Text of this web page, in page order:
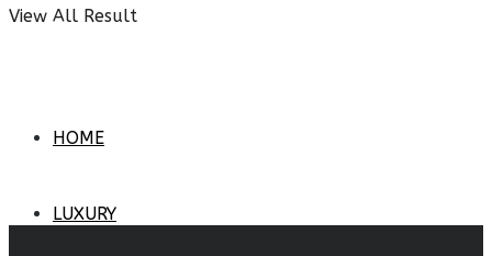
View All Result
HOME
LUXURY